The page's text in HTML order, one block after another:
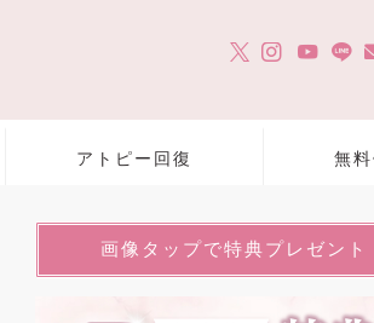
アトピー回復 無
画像タップで特典プレゼント